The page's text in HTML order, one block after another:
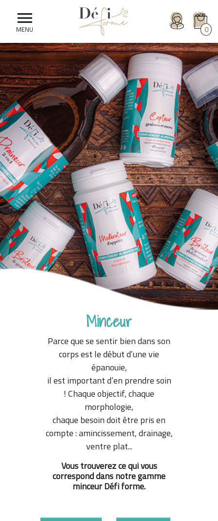

MENU 0
Minceur
Parce que se sentir bien dans son
corps est le début d’une vie
épanouie,
il est important d’en prendre soin
! Chaque objectif, chaque
morphologie,
chaque besoin doit être pris en
compte : amincissement, drainage,
ventre plat...
Vous trouverez ce qui vous
correspond dans notre gamme
minceur Défi forme.